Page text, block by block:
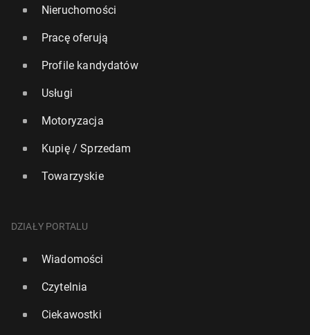
Nieruchomości
Pracę oferują
Profile kandydatów
Usługi
Motoryzacja
Kupię / Sprzedam
Towarzyskie
DZIAŁY PORTALU
Wiadomości
Czytelnia
Ciekawostki